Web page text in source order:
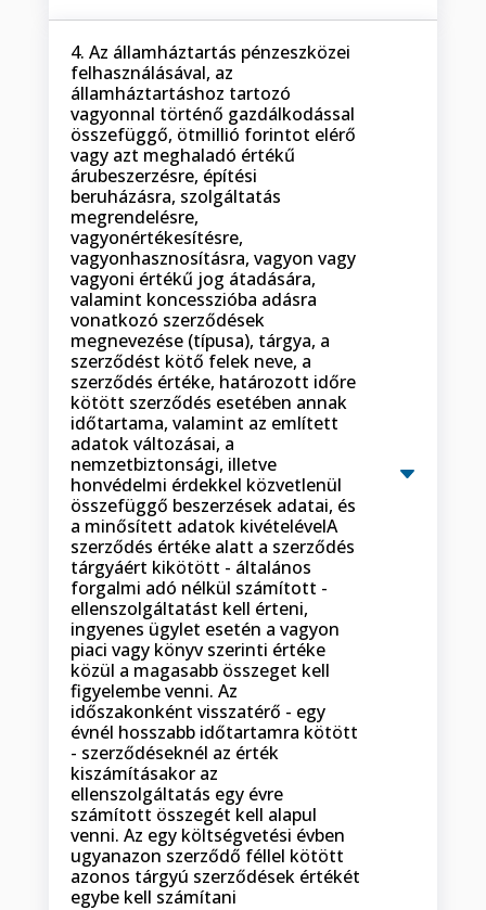
4. Az államháztartás pénzeszközei
felhasználásával, az
államháztartáshoz tartozó
vagyonnal történő gazdálkodással
összefüggő, ötmillió forintot elérő
vagy azt meghaladó értékű
árubeszerzésre, építési
beruházásra, szolgáltatás
megrendelésre,
vagyonértékesítésre,
vagyonhasznosításra, vagyon vagy
vagyoni értékű jog átadására,
valamint koncesszióba adásra
vonatkozó szerződések
megnevezése (típusa), tárgya, a
szerződést kötő felek neve, a
szerződés értéke, határozott időre
kötött szerződés esetében annak
időtartama, valamint az említett
adatok változásai, a
nemzetbiztonsági, illetve
honvédelmi érdekkel közvetlenül
összefüggő beszerzések adatai, és
a minősített adatok kivételévelA
szerződés értéke alatt a szerződés
tárgyáért kikötött - általános
forgalmi adó nélkül számított -
ellenszolgáltatást kell érteni,
ingyenes ügylet esetén a vagyon
piaci vagy könyv szerinti értéke
közül a magasabb összeget kell
figyelembe venni. Az
időszakonként visszatérő - egy
évnél hosszabb időtartamra kötött
- szerződéseknél az érték
kiszámításakor az
ellenszolgáltatás egy évre
számított összegét kell alapul
venni. Az egy költségvetési évben
ugyanazon szerződő féllel kötött
azonos tárgyú szerződések értékét
egybe kell számítani